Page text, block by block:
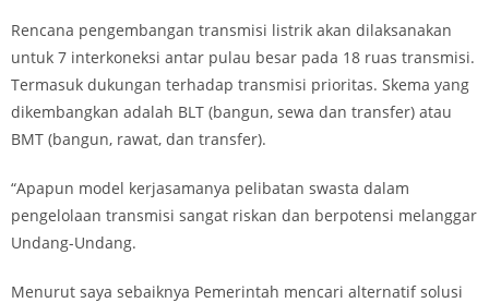
Rencana pengembangan transmisi listrik akan dilaksanakan
untuk 7 interkoneksi antar pulau besar pada 18 ruas transmisi.
Termasuk dukungan terhadap transmisi prioritas. Skema yang
dikembangkan adalah BLT (bangun, sewa dan transfer) atau
BMT (bangun, rawat, dan transfer).
“Apapun model kerjasamanya pelibatan swasta dalam
pengelolaan transmisi sangat riskan dan berpotensi melanggar
Undang-Undang.
Menurut saya sebaiknya Pemerintah mencari alternatif solusi